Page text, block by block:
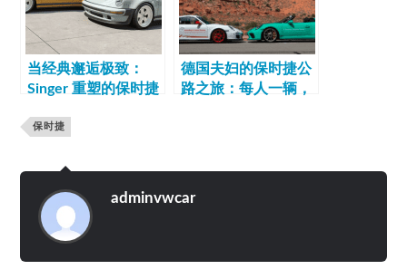
当经典邂逅极致：
Singer 重塑的保时捷
德国夫妇的保时捷公
路之旅：每人一辆，
保时捷
adminvwcar